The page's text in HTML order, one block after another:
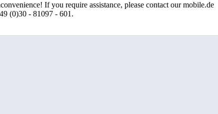
If you require assistance, please contact our mobile.de
(0)30 - 81097 - 601.